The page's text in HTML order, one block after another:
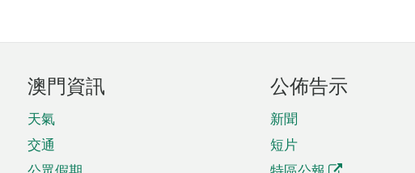
澳門資訊
天氣
交通
公佈告示
新聞
短片